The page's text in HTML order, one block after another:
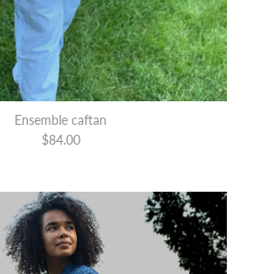
Ensemble caftan
$84.00